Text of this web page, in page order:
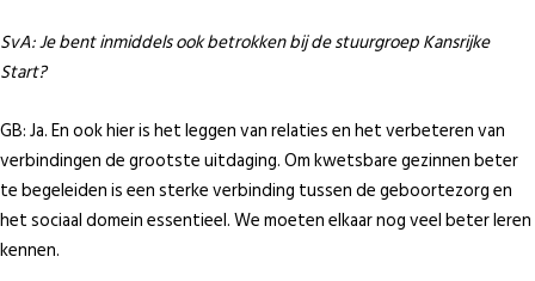
SvA:Je bent inmiddels ook betrokken bij de stuurgroep Kansrijke
Start?
GB: Ja. En ook hier is het leggen van relaties en het verbeteren van
verbindingen de grootste uitdaging. Om kwetsbare gezinnen beter
te begeleiden is een sterke verbinding tussen de geboortezorg en
het sociaal domein essentieel. We moeten elkaar nog veel beter leren
kennen.